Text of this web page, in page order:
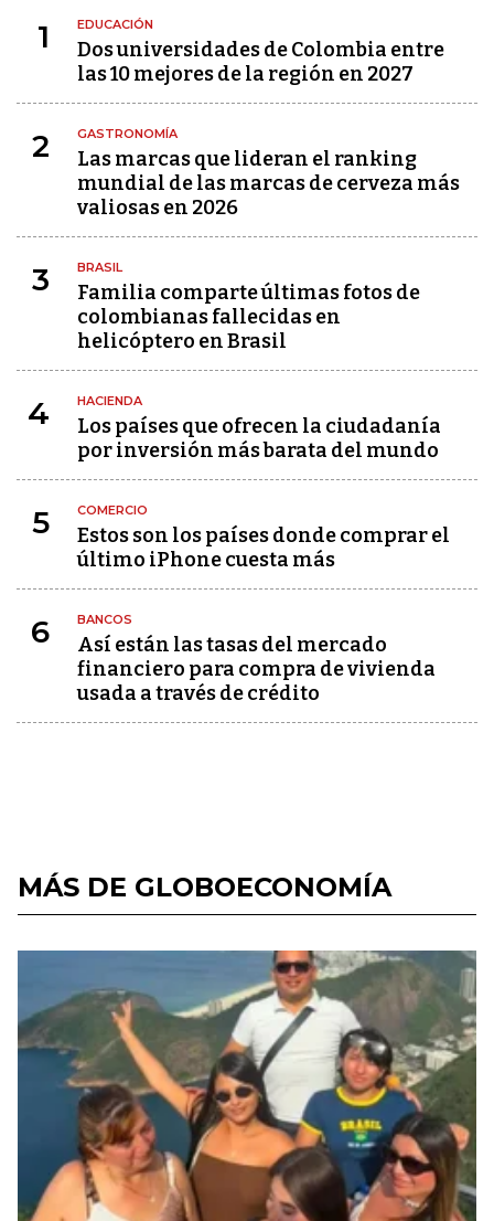
1 EDUCACIÓN
Dos universidades de Colombia entre
las 10 mejores de la región en 2027
2 GASTRONOMÍA
Las marcas que lideran el ranking
mundial de las marcas de cerveza más
valiosas en 2026
3 BRASIL
Familia comparte últimas fotos de
colombianas fallecidas en
helicóptero en Brasil
4 HACIENDA
Los países que ofrecen la ciudadanía
por inversión más barata del mundo
5 COMERCIO
Estos son los países donde comprar el
último iPhone cuesta más
6 BANCOS
Así están las tasas del mercado
financiero para compra de vivienda
usada a través de crédito
MÁS DE GLOBOECONOMÍA